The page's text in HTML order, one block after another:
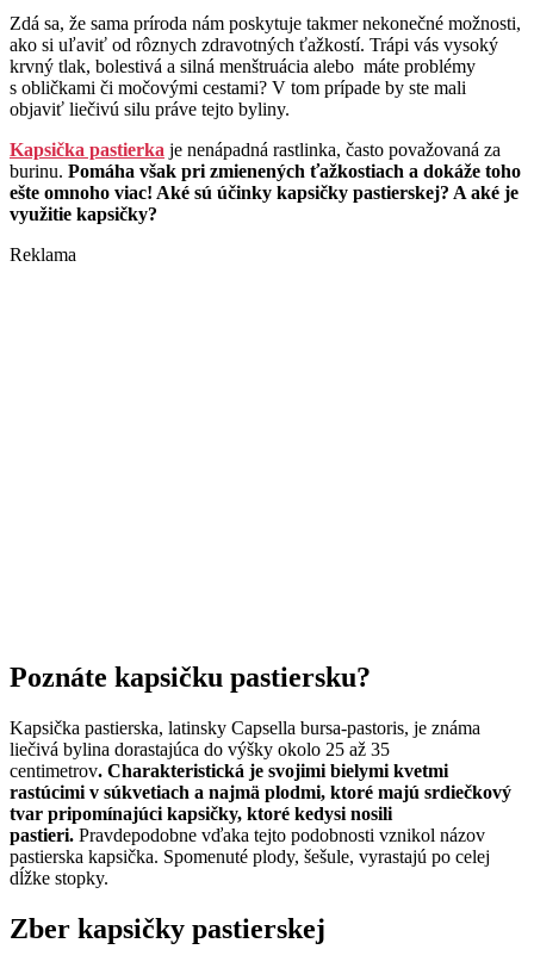
Zdá sa, že sama príroda nám poskytuje takmer nekonečné možnosti,
ako si uľaviť od rôznych zdravotných ťažkostí. Trápi vás vysoký
krvný tlak, bolestivá a silná menštruácia alebo máte problémy
s obličkami či močovými cestami? V tom prípade by ste mali
objaviť liečivú silu práve tejto byliny.
Kapsička pastierka je nenápadná rastlinka, často považovaná za
burinu. Pomáha však pri zmienených ťažkostiach a dokáže toho
ešte omnoho viac! Aké sú účinky kapsičky pastierskej? A aké je
využitie kapsičky?
Reklama
Poznáte kapsičku pastiersku?
Kapsička pastierska, latinsky Capsella bursa-pastoris, je známa
liečivá bylina dorastajúca do výšky okolo 25 až 35
centimetrov. Charakteristická je svojimi bielymi kvetmi
rastúcimi v súkvetiach a najmä plodmi, ktoré majú srdiečkový
tvar pripomínajúci kapsičky, ktoré kedysi nosili
pastieri. Pravdepodobne vďaka tejto podobnosti vznikol názov
pastierska kapsička. Spomenuté plody, šešule, vyrastajú po celej
dĺžke stopky.
Zber kapsičky pastierskej